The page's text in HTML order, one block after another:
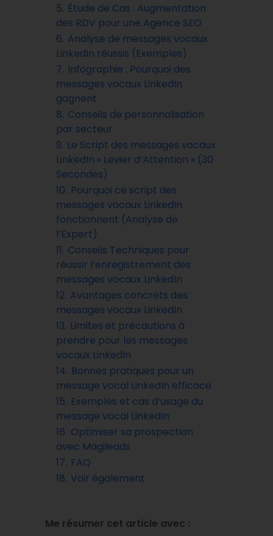
5. Étude de Cas : Augmentation
des RDV pour une Agence SEO
6. Analyse de messages vocaux
LinkedIn réussis (Exemples)
7. Infographie : Pourquoi des
messages vocaux LinkedIn
gagnent
8. Conseils de personnalisation
par secteur
9. Le Script des messages vocaux
LinkedIn « Levier d’Attention » (30
Secondes)
10. Pourquoi ce script des
messages vocaux LinkedIn
fonctionnent (Analyse de
l’Expert)
11. Conseils Techniques pour
réussir l’enregistrement des
messages vocaux LinkedIn
12. Avantages concrets des
messages vocaux LinkedIn
13. Limites et précautions à
prendre pour les messages
vocaux LinkedIn
14. Bonnes pratiques pour un
message vocal LinkedIn efficace
15. Exemples et cas d’usage du
message vocal LinkedIn
16. Optimiser sa prospection
avec Magileads
17. FAQ
18. Voir également
Me résumer cet article avec :